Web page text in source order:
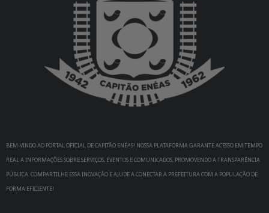
BEM-VINDO AO PORTAL OFICIAL DE CAPITÃO ENÉAS! NOSSA PLATAFORMA GARANTE ACESSO EM TEMPO
REAL A INFORMAÇÕES SOBRE SERVIÇOS, EVENTOS E COMUNICADOS, PROMOVENDO A TRANSPARÊNCIA
PÚBLICA. COMPARTILHE ESSA INOVAÇÃO E AJUDE A CONECTAR A PREFEITURA COM A POPULAÇÃO DE
FORMA EFICIENTE!